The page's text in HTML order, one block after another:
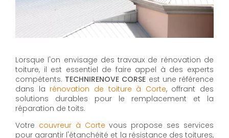
Lorsque l'on envisage des travaux de rénovation de
toiture, il est essentiel de faire appel à des experts
compétents. TECHNIRENOVE CORSE est une référence
dans la rénovation de toiture à Corte, offrant des
solutions durables pour le remplacement et la
réparation de toits.
Votre couvreur à Corte vous propose ses services
pour garantir l'étanchéité et la résistance des toitures,